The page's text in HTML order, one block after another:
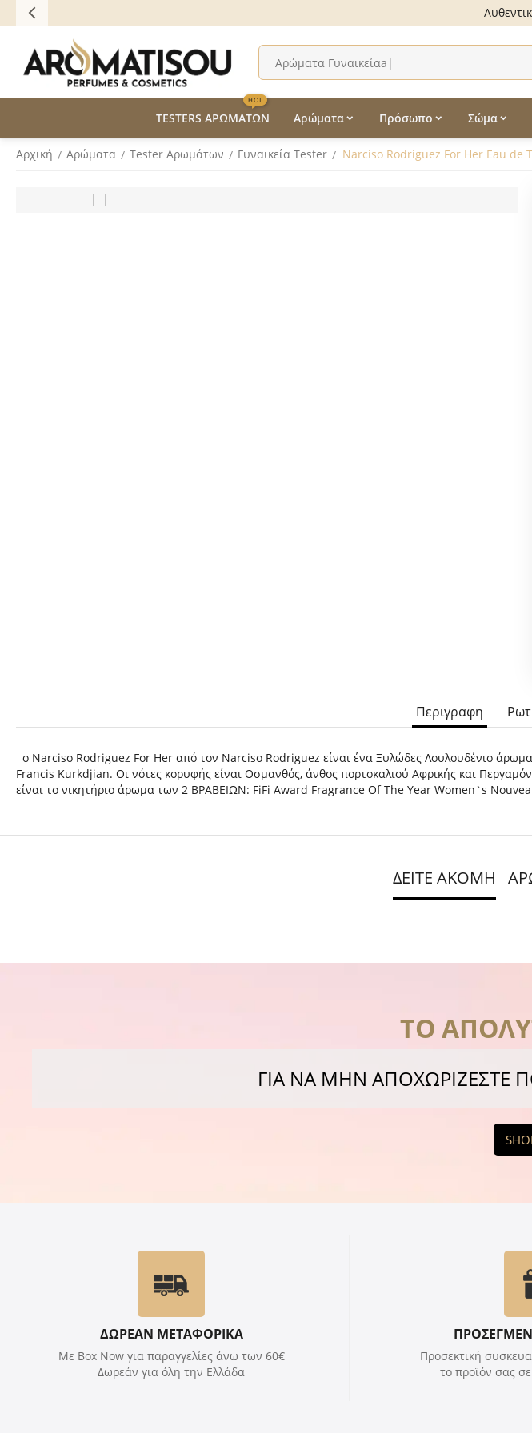
TESTERS ΑΡΩΜΑΤΩΝ
HOT
Αρώματα Πρόσωπο Σώμα
Αρχική / Αρώματα / Tester Aρωμάτων / Γυναικεία Tester / Narciso Rodriguez For Her Eau de
Περιγραφη
ο Narciso Rodriguez For Her από τον Narciso Rodriguez είναι ένα Ξυλώδες Λουλουδένιο
Francis Kurkdjian. Οι νότες κορυφής είναι Oσμανθός, άνθος πορτοκαλιού Αφρικής και
είναι το νικητήριο άρωμα των 2 ΒΡΑΒΕΙΩΝ: FiFi Award Fragrance Of The Year Women`s
ΔΕΙΤΕ ΑΚΟΜΗ
ΤΟ
ΓΙΑ ΝΑ ΜΗΝ ΑΠΟΧΩΡΙΖΕΣΤΕ
ΔΩΡΕΑΝ ΜΕΤΑΦΟΡΙΚΑ
Με Box Now για παραγγελίες άνω των 60€
Δωρεάν για όλη την Ελλάδα
Προσεκτική
το προϊόν σας